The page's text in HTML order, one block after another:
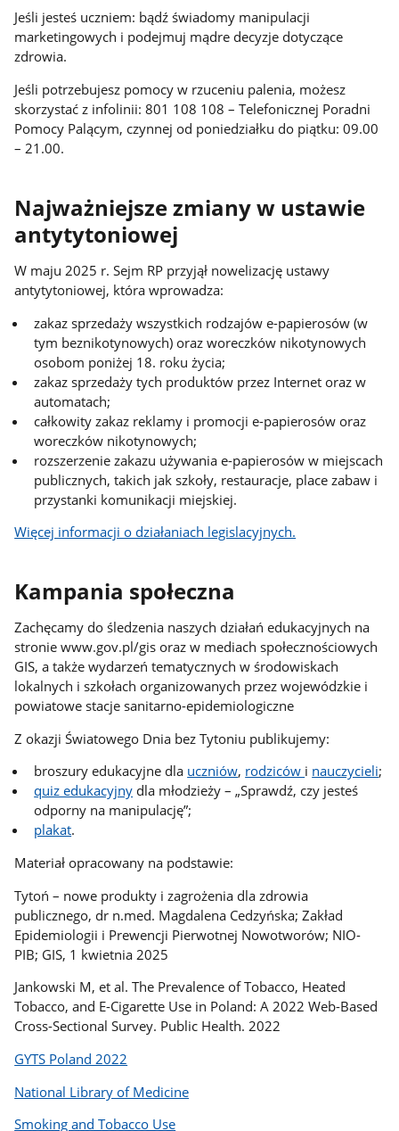
Jeśli jesteś uczniem: bądź świadomy manipulacji
marketingowych i podejmuj mądre decyzje dotyczące
zdrowia.
Jeśli potrzebujesz pomocy w rzuceniu palenia, możesz
skorzystać z infolinii: 801 108 108 – Telefonicznej Poradni
Pomocy Palącym, czynnej od poniedziałku do piątku: 09.00
– 21.00.
Najważniejsze zmiany w ustawie
antytytoniowej
W maju 2025 r. Sejm RP przyjął nowelizację ustawy
antytytoniowej, która wprowadza:
zakaz sprzedaży wszystkich rodzajów e-papierosów (w
tym beznikotynowych) oraz woreczków nikotynowych
osobom poniżej 18. roku życia;
zakaz sprzedaży tych produktów przez Internet oraz w
automatach;
całkowity zakaz reklamy i promocji e-papierosów oraz
woreczków nikotynowych;
rozszerzenie zakazu używania e-papierosów w miejscach
publicznych, takich jak szkoły, restauracje, place zabaw i
przystanki komunikacji miejskiej.
Więcej informacji o działaniach legislacyjnych.
Kampania społeczna
Zachęcamy do śledzenia naszych działań edukacyjnych na
stronie www.gov.pl/gis oraz w mediach społecznościowych
GIS, a także wydarzeń tematycznych w środowiskach
lokalnych i szkołach organizowanych przez wojewódzkie i
powiatowe stacje sanitarno-epidemiologiczne
Z okazji Światowego Dnia bez Tytoniu publikujemy:
broszury edukacyjne dla uczniów, rodziców i nauczycieli;
quiz edukacyjny dla młodzieży – „Sprawdź, czy jesteś
odporny na manipulację”;
plakat.
Materiał opracowany na podstawie:
Tytoń – nowe produkty i zagrożenia dla zdrowia
publicznego, dr n.med. Magdalena Cedzyńska; Zakład
Epidemiologii i Prewencji Pierwotnej Nowotworów; NIO-
PIB; GIS, 1 kwietnia 2025
Jankowski M, et al. The Prevalence of Tobacco, Heated
Tobacco, and E-Cigarette Use in Poland: A 2022 Web-Based
Cross-Sectional Survey. Public Health. 2022
GYTS Poland 2022
National Library of Medicine
Smoking and Tobacco Use